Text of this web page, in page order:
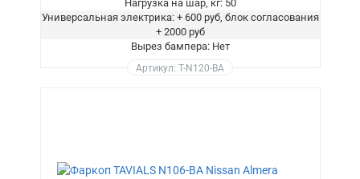
Нагрузка на шар, кг: 50
Универсальная электрика: + 600 руб, блок согласования
+ 2000 руб
Вырез бампера: Нет
Артикул: T-N120-BA